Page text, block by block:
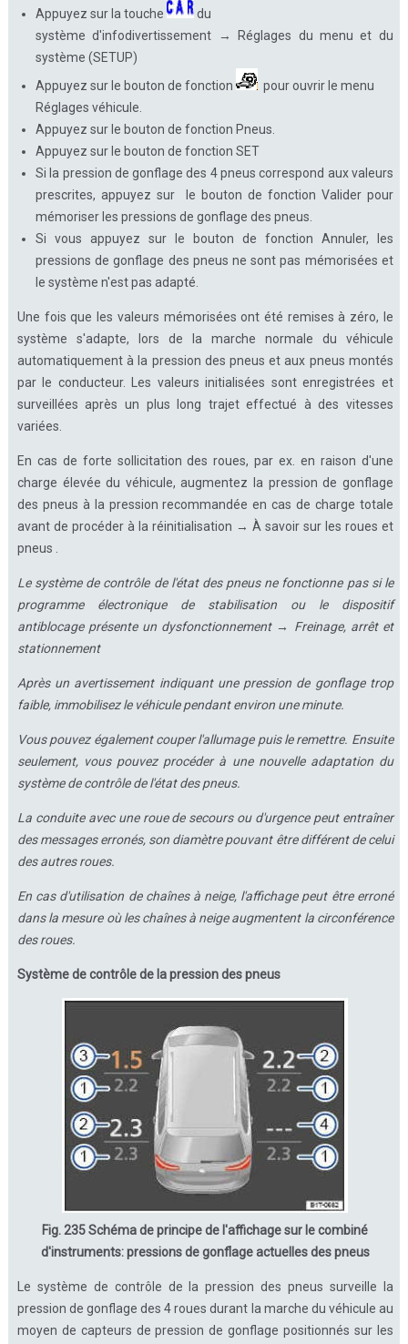
Appuyez sur la touche
du
système d'infodivertissement → Réglages du menu et du
système (SETUP)
Appuyez sur le bouton de fonction
pour ouvrir le menu
Réglages véhicule.
Appuyez sur le bouton de fonction Pneus.
Appuyez sur le bouton de fonction SET
Si la pression de gonflage des 4 pneus correspond aux valeurs
prescrites, appuyez sur le bouton de fonction Valider pour
mémoriser les pressions de gonflage des pneus.
Si vous appuyez sur le bouton de fonction Annuler, les
pressions de gonflage des pneus ne sont pas mémorisées et
le système n'est pas adapté.
Une fois que les valeurs mémorisées ont été remises à zéro, le
système s'adapte, lors de la marche normale du véhicule
automatiquement à la pression des pneus et aux pneus montés
par le conducteur. Les valeurs initialisées sont enregistrées et
surveillées après un plus long trajet effectué à des vitesses
variées.
En cas de forte sollicitation des roues, par ex. en raison d'une
charge élevée du véhicule, augmentez la pression de gonflage
des pneus à la pression recommandée en cas de charge totale
avant de procéder à la réinitialisation → À savoir sur les roues et
pneus .
Le système de contrôle de l'état des pneus ne fonctionne pas si le
programme électronique de stabilisation ou le dispositif
antiblocage présente un dysfonctionnement → Freinage, arrêt et
stationnement
Après un avertissement indiquant une pression de gonflage trop
faible, immobilisez le véhicule pendant environ une minute.
Vous pouvez également couper l'allumage puis le remettre. Ensuite
seulement, vous pouvez procéder à une nouvelle adaptation du
système de contrôle de l'état des pneus.
La conduite avec une roue de secours ou d'urgence peut entraîner
des messages erronés, son diamètre pouvant être différent de celui
des autres roues.
En cas d'utilisation de chaînes à neige, l'affichage peut être erroné
dans la mesure où les chaînes à neige augmentent la circonférence
des roues.
Système de contrôle de la pression des pneus
Fig. 235 Schéma de principe de l'affichage sur le combiné
d'instruments: pressions de gonflage actuelles des pneus
Le système de contrôle de la pression des pneus surveille la
pression de gonflage des 4 roues durant la marche du véhicule au
moyen de capteurs de pression de gonflage positionnés sur les